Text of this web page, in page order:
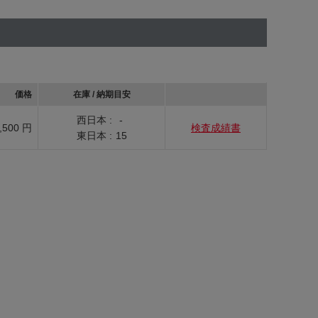
価格 在庫 / 納期目安
円
西日本 :
-
東日本 : 15
検査成績書